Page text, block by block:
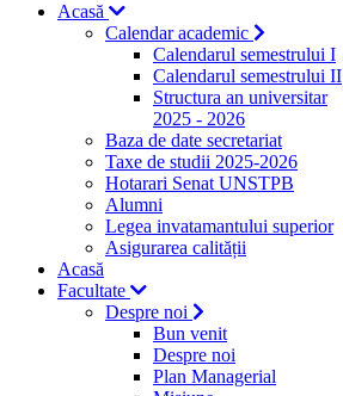
Acasă
Calendar academic
Calendarul semestrului I
Calendarul semestrului II
Structura an universitar
2025 - 2026
Baza de date secretariat
Taxe de studii 2025-2026
Hotarari Senat UNSTPB
Alumni
Legea invatamantului superior
Asigurarea calității
Acasă
Facultate
Despre noi
Bun venit
Despre noi
Plan Managerial